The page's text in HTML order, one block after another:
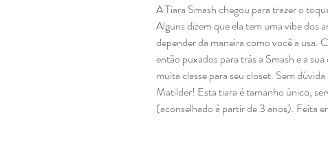
A Tiara Smash chegou para trazer o
Alguns dizem que ela tem uma vibe dos
depender da maneira como você a usa.
então puxados para trás a Smash e a
muita classe para seu closet. Sem
Matilder! Esta tiara é tamanho único,
(aconselhado à partir de 3 anos). Feita